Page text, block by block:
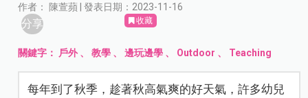
作者： 陳萱蘋 | 發表日期：2023-11-16
分享 收藏
關鍵字： 戶外、教學 、邊玩邊學 、 Outdoor 、 Teaching
每年到了秋季，趁著秋高氣爽的好天氣，許多幼兒